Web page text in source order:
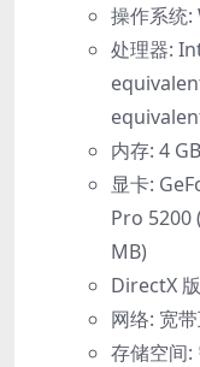
操作系统
处理器:
内存: 4
显卡:
Pro 5200
MB)
DirectX
网络: 宽
存储空间: